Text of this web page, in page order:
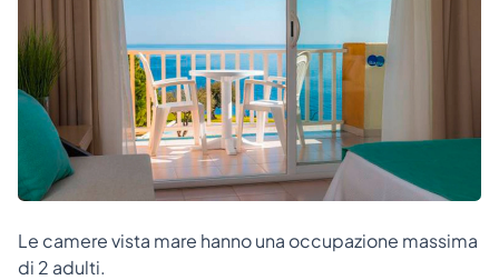
Le camere vista mare hanno una occupazione massima
di 2 adulti.